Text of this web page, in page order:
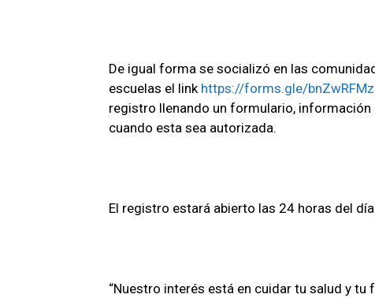
De igual forma se socializó en las
escuelas el link https://forms.gle/
registro llenando un formulario,
cuando esta sea autorizada.
El registro estará abierto las 24 horas del
“Nuestro interés está en cuidar tu salud y